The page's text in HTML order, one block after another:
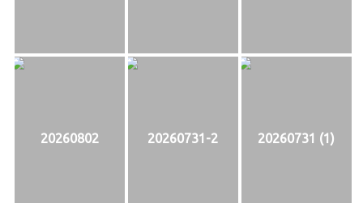
20260802 20260731-2 20260731 (1)